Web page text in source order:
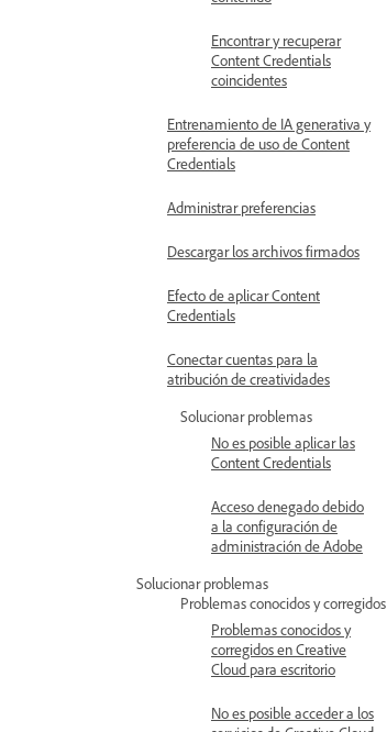
Encontrar y recuperar
Content Credentials
coincidentes
Entrenamiento de IA generativa y
preferencia de uso de Content
Credentials
Administrar preferencias
Descargar los archivos firmados
Efecto de aplicar Content
Credentials
Conectar cuentas para la
atribución de creatividades
Solucionar problemas
No es posible aplicar las
Content Credentials
Acceso denegado debido
a la configuración de
administración de Adobe
Solucionar problemas
Problemas conocidos y corregidos
Problemas conocidos y
corregidos en Creative
Cloud para escritorio
No es posible acceder a los